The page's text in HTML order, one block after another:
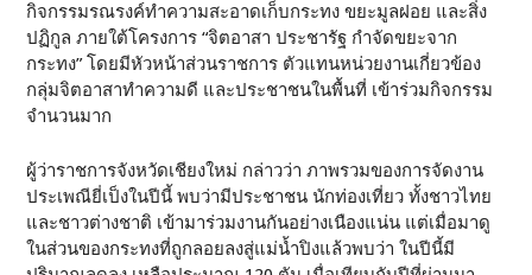
กิจกรรมรณรงค์ทำความสะอาดเก็บกระทง ขยะมูลฝอย และสิ่ง
ปฏิกูล ภายใต้โครงการ “จิตอาสา ประชารัฐ กำจัดขยะจาก
กระทง” โดยมีหัวหน้าส่วนราชการ ตัวแทนหน่วยงานเกี่ยวข้อง
กลุ่มจิตอาสาทำความดี และประชาชนในพื้นที่ เข้าร่วมกิจกรรม
จำนวนมาก
ผู้ว่าราชการจังหวัดเชียงใหม่ กล่าวว่า ภาพรวมของการจัดงาน
ประเพณียี่เป็งในปีนี้ พบว่ามีประชาชน นักท่องเที่ยว ทั้งชาวไทย
และชาวต่างชาติ เข้ามาร่วมงานกันอย่างเนืองแน่น แต่เมื่อมาดู
ในส่วนของกระทงที่ถูกลอยลงสู่แม่น้ำปิงแล้วพบว่า ในปีนี้มี